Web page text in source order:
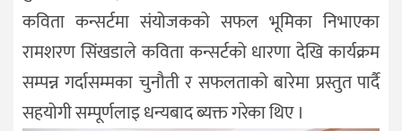
कविता कन्सर्टमा संयोजकको सफल भूमिका निभाएका
रामशरण सिंखडाले कविता कन्सर्टको धारणा देखि कार्यक्रम
सम्पन्न गर्दासम्मका चुनौती र सफलताको बारेमा प्रस्तुत पार्दै
सहयोगी सम्पूर्णलाइ धन्यबाद ब्यक्त गरेका थिए ।